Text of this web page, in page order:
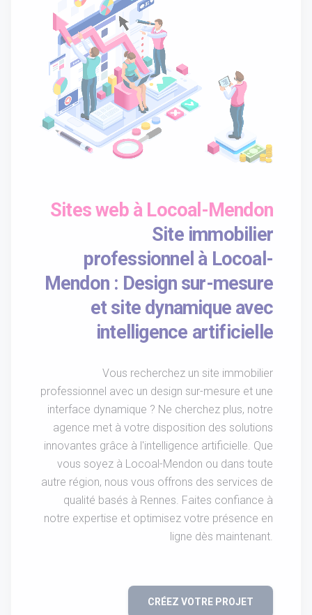
Sites web à Locoal-Mendon
Site immobilier
professionnel à Locoal-
Mendon : Design sur-mesure
et site dynamique avec
intelligence artificielle
Vous recherchez un site immobilier
professionnel avec un design sur-mesure et une
interface dynamique ? Ne cherchez plus, notre
agence met à votre disposition des solutions
innovantes grâce à l'intelligence artificielle. Que
vous soyez à Locoal-Mendon ou dans toute
autre région, nous vous offrons des services de
qualité basés à Rennes. Faites confiance à
notre expertise et optimisez votre présence en
ligne dès maintenant.
CRÉEZ VOTRE PROJET